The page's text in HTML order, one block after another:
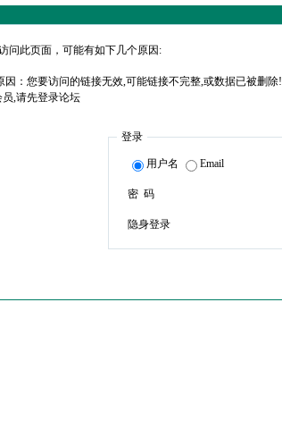
问此页面，可能有如下几个原因:
因：您要访问的链接无效,可能链接不完整,或数据已被删除!
,请先登录论坛
登录
用户名 Email
密 码
隐身登录